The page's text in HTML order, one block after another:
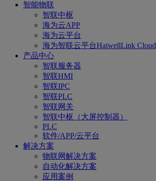
智能物联
智联中枢
海为云APP
海为云平台
海为智联云平台HaiwellLink Cloud
产品中心
智联服务器
智联HMI
智联IPC
智联PLC
智联网关
智联中枢（大屏控制器）
PLC
软件/APP/云平台
解决方案
物联网解决方案
自动化解决方案
应用案例